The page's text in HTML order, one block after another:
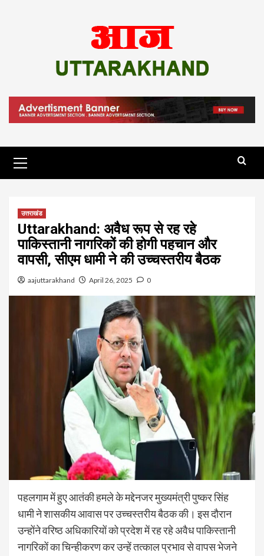
Menu
उत्तराखंड
Uttarakhand: अवैध रूप से रह रहे
पाकिस्तानी नागरिकों की होगी पहचान और
वापसी, सीएम धामी ने की उच्चस्तरीय बैठक
aajuttarakhand April 26, 2025 0
पहलगाम में हुए आतंकी हमले के मद्देनजर मुख्यमंत्री पुष्कर सिंह
धामी ने शासकीय आवास पर उच्चस्तरीय बैठक की। इस दौरान
उन्होंने वरिष्ठ अधिकारियों को प्रदेश में रह रहे अवैध पाकिस्तानी
नागरिकों का चिन्हीकरण कर उन्हें तत्काल प्रभाव से वापस भेजने